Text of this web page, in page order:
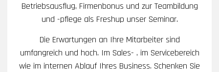
Betriebsausflug, Firmenbonus und zur Teambildung
und -pflege als Freshup unser Seminar.
Die Erwartungen an Ihre Mitarbeiter sind
umfangreich und hoch. Im Sales- , im Servicebereich
wie im internen Ablauf Ihres Business. Schenken Sie